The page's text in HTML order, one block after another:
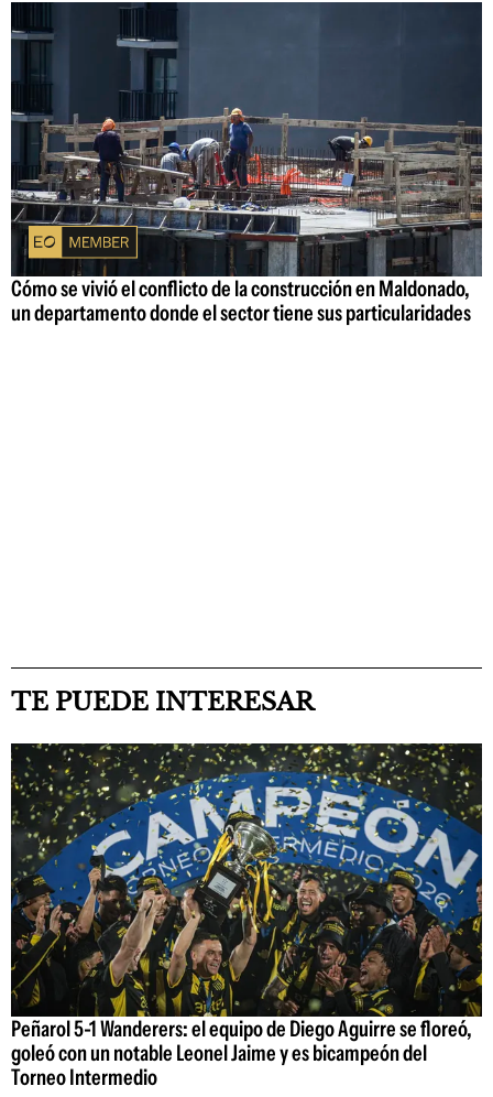
Cómo se vivió el conflicto de la construcción en Maldonado,
un departamento donde el sector tiene sus particularidades
TE PUEDE INTERESAR
Peñarol 5-1 Wanderers: el equipo de Diego Aguirre se floreó,
goleó con un notable Leonel Jaime y es bicampeón del
Torneo Intermedio